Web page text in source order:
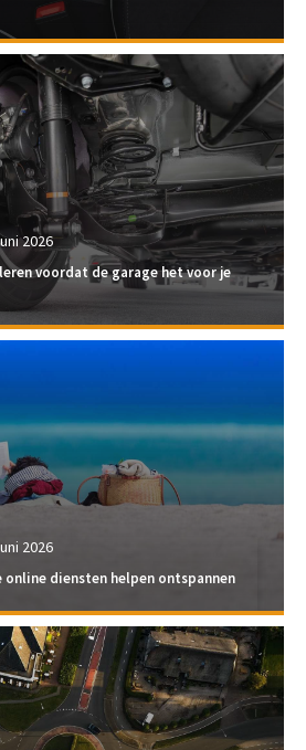
2026
voordat de garage het voor je
2026
online diensten helpen ontspannen